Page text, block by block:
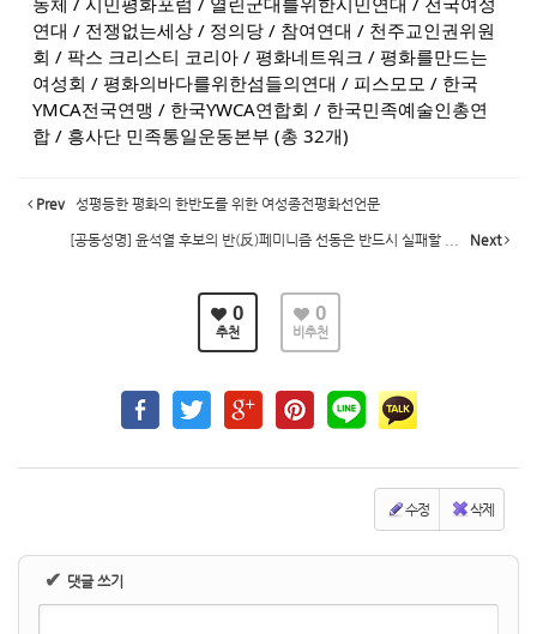
연대 / 전쟁없는세상 / 정의당 / 참여연대 / 천주교인권위원
회 / 팍스 크리스티 코리아 / 평화네트워크 / 평화를만드는
여성회 / 평화의바다를위한섬들의연대 / 피스모모 / 한국
YMCA전국연맹 / 한국YWCA연합회 / 한국민족예술인총연
합 / 흥사단 민족통일운동본부 (총 32개)
Prev 성평등한 평화의 한반도를 위한 여성종전평화선언문
[공동성명] 윤석열 후보의 반(反)페미니즘 선동은 반드시 실패할 ... Next
0
추천
0
비추천
수정 삭제
✔ 댓글 쓰기